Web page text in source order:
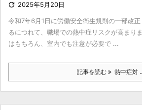
 2025年5月20日
令和7年6月1日に労働安全衛生規則の一部改
るにつれて、職場での熱中症リスクが高まり
はもちろん、室内でも注意が必要で ...
記事を読む 熱中症対